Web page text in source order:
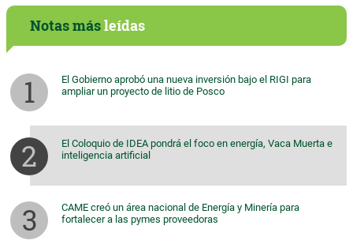
Notas másleídas
El Gobierno aprobó una nueva inversión bajo el RIGI para
ampliar un proyecto de litio de Posco
El Coloquio de IDEA pondrá el foco en energía, Vaca Muerta e
inteligencia artificial
CAME creó un área nacional de Energía y Minería para
fortalecer a las pymes proveedoras